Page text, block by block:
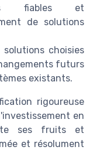
fiables et
de solutions
choisies
futurs
existants.
rigoureuse
en
ses fruits et
et résolument